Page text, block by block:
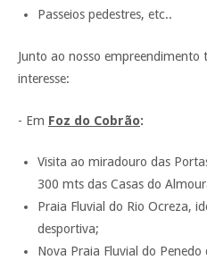
Passeios pedestres, etc..
Junto ao nosso empreendimento
interesse:
- Em Foz do Cobrão:
Visita ao miradouro das
300 mts das Casas do
Praia Fluvial do Rio Ocreza,
desportiva;
Nova Praia Fluvial do